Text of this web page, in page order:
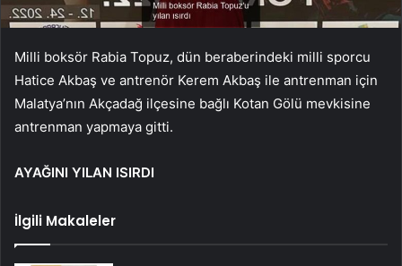
Milli boksör Rabia Topuz, dün beraberindeki milli sporcu
Hatice Akbaş ve antrenör Kerem Akbaş ile antrenman için
Malatya’nın Akçadağ ilçesine bağlı Kotan Gölü mevkisine
antrenman yapmaya gitti.
AYAĞINI YILAN ISIRDI
İlgili Makaleler